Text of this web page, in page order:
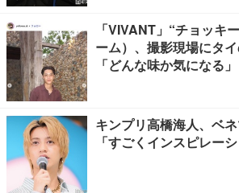
「VIVANT」“チョッキ
ーム）、撮影現場にタ
「どんな味か気になる
キンプリ高橋海人、ベ
「すごくインスピレー